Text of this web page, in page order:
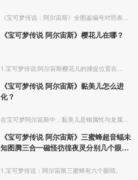
《宝可梦传说 阿尔宙斯》樱花儿在哪？
《宝可梦传说 阿尔宙斯》黏美儿怎么进
化？
《宝可梦传说 阿尔宙斯》三蜜蜂超音蝠未
知图腾三合一磁怪彷徨夜灵分别几个眼
1.宝可梦传说：阿尔宙斯三蜜蜂有六个眼睛。